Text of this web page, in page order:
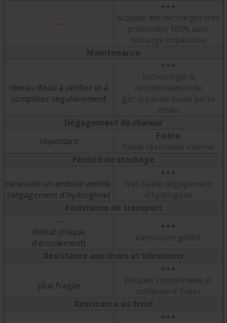
---
+++
accepte des décharges très
profondes 100% avec
recharge impérative
Maintenance
-
niveau d’eau à vérifier et à
compléter régulièrement
+++
technologie à
recombinaison de
gaz qui évite toute perte
d’eau
Dégagement de chaleur
Important
Faible
faible résistante interne
Facilité de stockage
-
nécessite un endroit ventilé.
(dégagement d'hydrogène)
+++
très faible dégagement
d'hydrogène
Résistance de transport
---
délicat (risque
d'écoulement)
+++
électrolyte gélifié
Résistance aux chocs et vibrations
-
plus fragile
+++
plaques comprimées et
solidement fixées
Résistance au froid
-
+++